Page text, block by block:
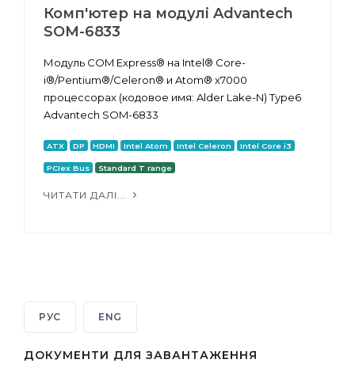
Комп'ютер на модулі Advantech
SOM-6833
Модуль COM Express® на Intel® Core-
i®/Pentium®/Celeron® и Atom® x7000
процессорах (кодовое имя: Alder Lake-N) Type6
Advantech SOM-6833
ATX DP HDMI Intel Atom Intel Celeron Intel Core i3
PCIex Bus Standard T range
ЧИТАТИ ДАЛІ...
РУС ENG
ДОКУМЕНТИ ДЛЯ ЗАВАНТАЖЕННЯ